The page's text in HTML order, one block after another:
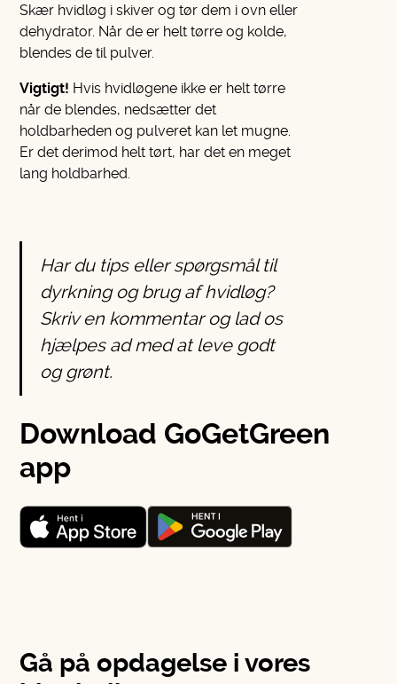
Skær hvidløg i skiver og tør dem i ovn eller
dehydrator. Når de er helt tørre og kolde,
blendes de til pulver.
Vigtigt! Hvis hvidløgene ikke er helt tørre
når de blendes, nedsætter det
holdbarheden og pulveret kan let mugne.
Er det derimod helt tørt, har det en meget
lang holdbarhed.
Har du tips eller spørgsmål til
dyrkning og brug af hvidløg?
Skriv en kommentar og lad os
hjælpes ad med at leve godt
og grønt.
Download GoGetGreen
app
Gå på opdagelse i vores